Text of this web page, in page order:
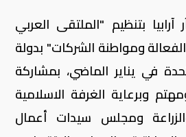
بتنظيم "الملتقى العربي
ومواطنة الشركات" بدولة
في يناير الماضي، بمشاركة
خبير ومهتم وبرعاية الغرفة الاسلامية
ومجلس سيدات أعمال